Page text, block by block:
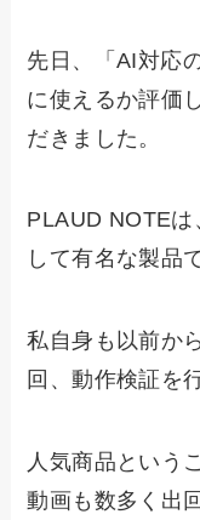
先日、「AI対応
に使えるか評価
だきました。
PLAUD NOTEは
して有名な製品
私自身も以前か
回、動作検証を
人気商品という
動画も数多く出